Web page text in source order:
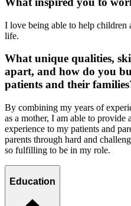
I love being able to help children
life.
What unique qualities,
apart, and how do you
patients and their
By combining my years of
as a mother, I am able to provide
experience to my patients and
parents through hard and
so fulfilling to be in my role.
Education